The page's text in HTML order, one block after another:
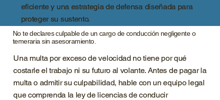
eficiente y una estrategia de defensa diseñada para
proteger su sustento.
No te declares culpable de un cargo de conducción negligente o
temeraria sin asesoramiento.
Una multa por exceso de velocidad no tiene por qué
costarle el trabajo ni su futuro al volante. Antes de pagar la
multa o admitir su culpabilidad, hable con un equipo legal
que comprenda la ley de licencias de conducir